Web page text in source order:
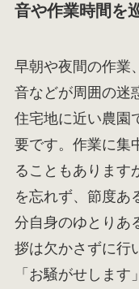
音や作業時間を
早朝や夜間の作業
音などが周囲の迷
住宅地に近い農園
要です。作業に集
ることもあります
を忘れず、節度あ
分自身のゆとりあ
拶は欠かさずに行
「お騒がせしま